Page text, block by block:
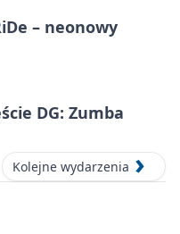
– neonowy
DG: Zumba
Kolejne wydarzenia